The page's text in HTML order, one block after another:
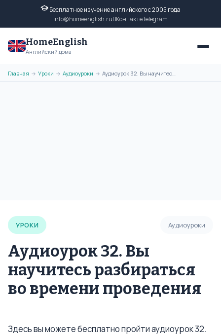
Бесплатное изучение английского с 2005 года
info@homeenglish.ruВКонтактеTelegram
HomeEnglish
Английский дома
Главная → Уроки → Аудиоуроки → Аудиоурок 32. Вы научитесь разбираться во времени проведения
УРОКИ Аудиоуроки
Аудиоурок 32. Вы
научитесь разбираться
во времени проведения
Здесь вы можете бесплатно пройти аудиоурок 32.